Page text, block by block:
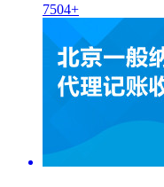
7504+